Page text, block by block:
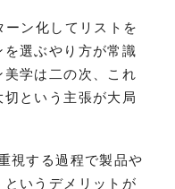
ン化してリストを
選ぶやり方が常識
学は二の次、これ
という主張が大局
視する過程で製品や
いうデメリットが